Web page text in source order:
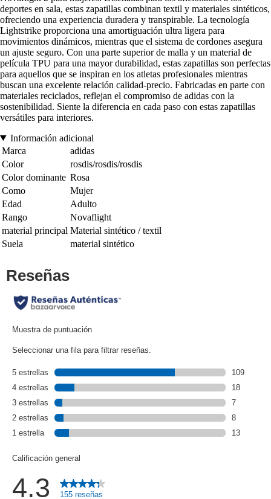
deportes en sala, estas zapatillas combinan textil y materiales sintéticos,
ofreciendo una experiencia duradera y transpirable. La tecnología
Lightstrike proporciona una amortiguación ultra ligera para
movimientos dinámicos, mientras que el sistema de cordones asegura
un ajuste seguro. Con una parte superior de malla y un material de
película TPU para una mayor durabilidad, estas zapatillas son perfectas
para aquellos que se inspiran en los atletas profesionales mientras
buscan una excelente relación calidad-precio. Fabricadas en parte con
materiales reciclados, reflejan el compromiso de adidas con la
sostenibilidad. Siente la diferencia en cada paso con estas zapatillas
versátiles para interiores.
Información adicional
Marca
adidas
Color
rosdis/rosdis/rosdis
Color dominante Rosa
Como
Mujer
Edad
Adulto
Rango
Novaflight
material principal Material sintético / textil
Suela
material sintético